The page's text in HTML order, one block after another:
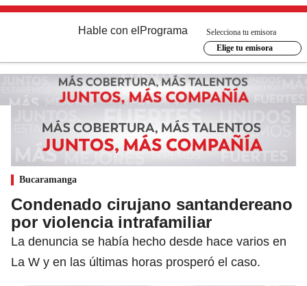
Hable con el Programa
Selecciona tu emisora
Elige tu emisora
Bucaramanga
Condenado cirujano santandereano
por violencia intrafamiliar
La denuncia se había hecho desde hace varios en
La W y en las últimas horas prosperó el caso.